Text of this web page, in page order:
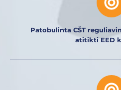
Patobulinta CŠT
atitikti EED